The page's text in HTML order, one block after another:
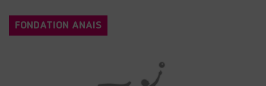
FONDATION ANAIS